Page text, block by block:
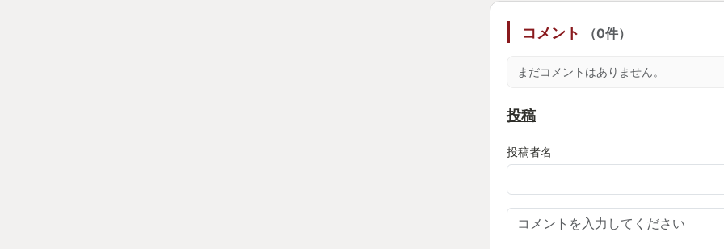
に遊べる！(勝てるとは言わない)
あのYouTuberがVtuberが芸人さん
て思いますよね。
でも大丈夫！フレームもインパク
い事あります、しかし間口の広さ
コメント （0件）
まだコメントはありません。
投稿
投稿者名